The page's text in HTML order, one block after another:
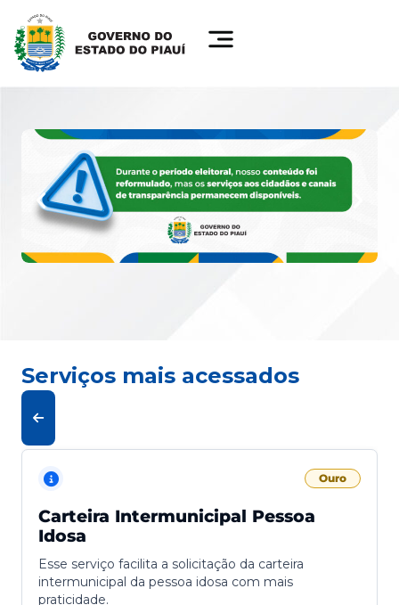
Serviços mais acessados
Ouro
Carteira Intermunicipal Pessoa
Idosa
Esse serviço facilita a solicitação da carteira
intermunicipal da pessoa idosa com mais
praticidade.